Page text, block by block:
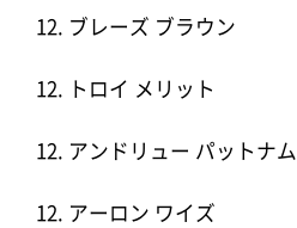
12. ブレーズ ブラウン
12. トロイ メリット
12. アンドリュー パットナム
12. アーロン ワイズ